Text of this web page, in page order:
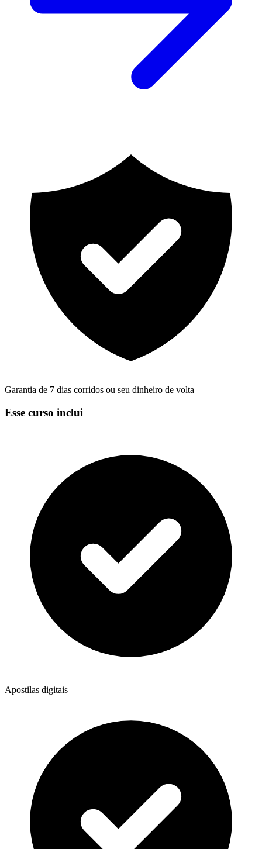
Garantia de 7 dias corridos ou seu dinheiro de volta
Esse curso inclui
Apostilas digitais